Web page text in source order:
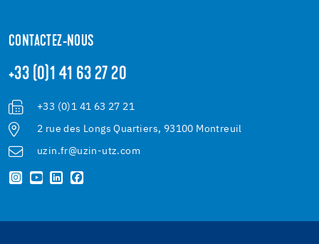
CONTACTEZ-NOUS
+33 (0)1 41 63 27 20
+33 (0)1 41 63 27 21
2 rue des Longs Quartiers, 93100 Montreuil
uzin.fr@uzin-utz.com